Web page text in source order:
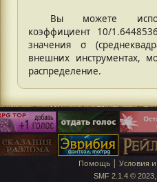
Вы можете
коэффициент 10/
значения σ
внешних инструментах,
распределение.
Помощь | Условия
SMF 2.1.4 © 2023,